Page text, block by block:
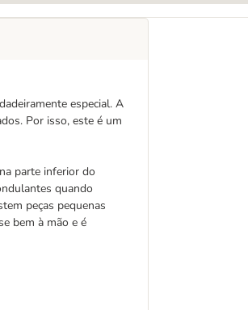
especial. A
Por isso, este é um
parte inferior do
quando
peças pequenas
bem à mão e é